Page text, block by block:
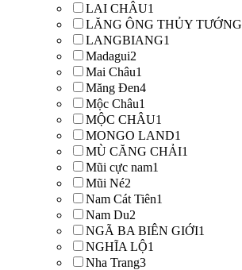
LAI CHÂU1
LĂNG ÔNG THỦY TƯỚNG
LANGBIANG1
Madagui2
Mai Châu1
Măng Đen4
Mộc Châu1
MỘC CHÂU1
MONGO LAND1
MÙ CĂNG CHẢI1
Mũi cực nam1
Mũi Né2
Nam Cát Tiên1
Nam Du2
NGÃ BA BIÊN GIỚI1
NGHĨA LỘ1
Nha Trang3